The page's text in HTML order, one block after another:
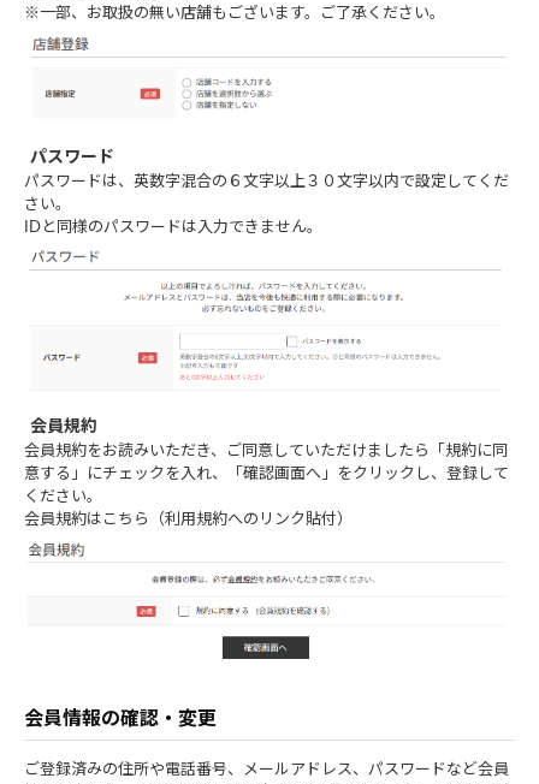
※一部、お取扱の無い店舗もございます。ご了承ください。
パスワード
パスワードは、英数字混合の６文字以上３０文字以内で設定してくだ
さい。
IDと同様のパスワードは入力できません。
会員規約
会員規約をお読みいただき、ご同意していただけましたら「規約に同
意する」にチェックを入れ、「確認画面へ」をクリックし、登録して
ください。
会員規約はこちら（利用規約へのリンク貼付）
会員情報の確認・変更
ご登録済みの住所や電話番号、メールアドレス、パスワードなど会員